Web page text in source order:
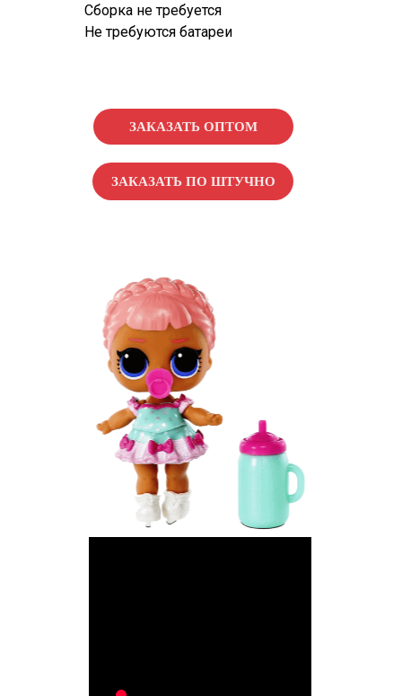
Сборка не требуется
Не требуются батареи
ЗАКАЗАТЬ ОПТОМ
ЗАКАЗАТЬ ПО ШТУЧНО